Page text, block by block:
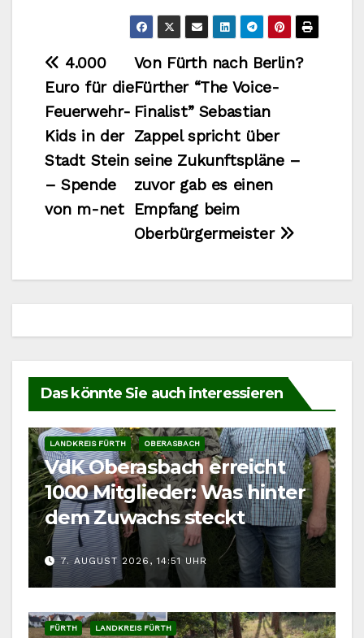
Beitragsnavigation
Von Fürth nach Berlin?
Fürther “The Voice-
Finalist” Sebastian
Zappel spricht über
seine Zukunftspläne –
zuvor gab es einen
Empfang beim
Oberbürgermeister
4.000
Euro für die
Feuerwehr-
Kids in der
Stadt Stein
– Spende
von m-net
Das könnte Sie auch interessieren
LANDKREIS FÜRTH OBERASBACH
VdK Oberasbach erreicht
1000 Mitglieder: Was hinter
dem Zuwachs steckt
7. AUGUST 2026, 14:51 UHR
FÜRTH LANDKREIS FÜRTH